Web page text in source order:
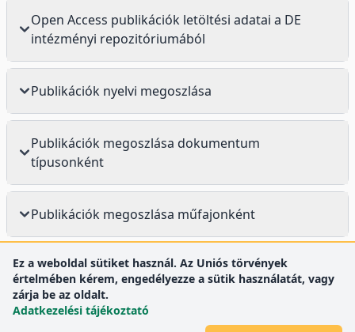
Open Access publikációk letöltési adatai a DE
intézményi repozitóriumából
Publikációk nyelvi megoszlása
Publikációk megoszlása dokumentum
típusonként
Publikációk megoszlása műfajonként
Ez a weboldal sütiket használ. Az Uniós törvények
értelmében kérem, engedélyezze a sütik használatát, vagy
zárja be az oldalt.
Adatkezelési tájékoztató